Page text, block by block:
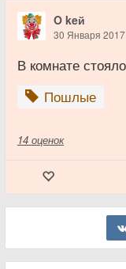
O keй
30 Января 2017
В комнате
Пошлые
14 оценок